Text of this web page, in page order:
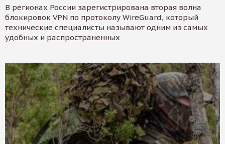
В регионах России зарегистрирована вторая волна
блокировок VPN по протоколу WireGuard, который
технические специалисты называют одним из самых
удобных и распространенных